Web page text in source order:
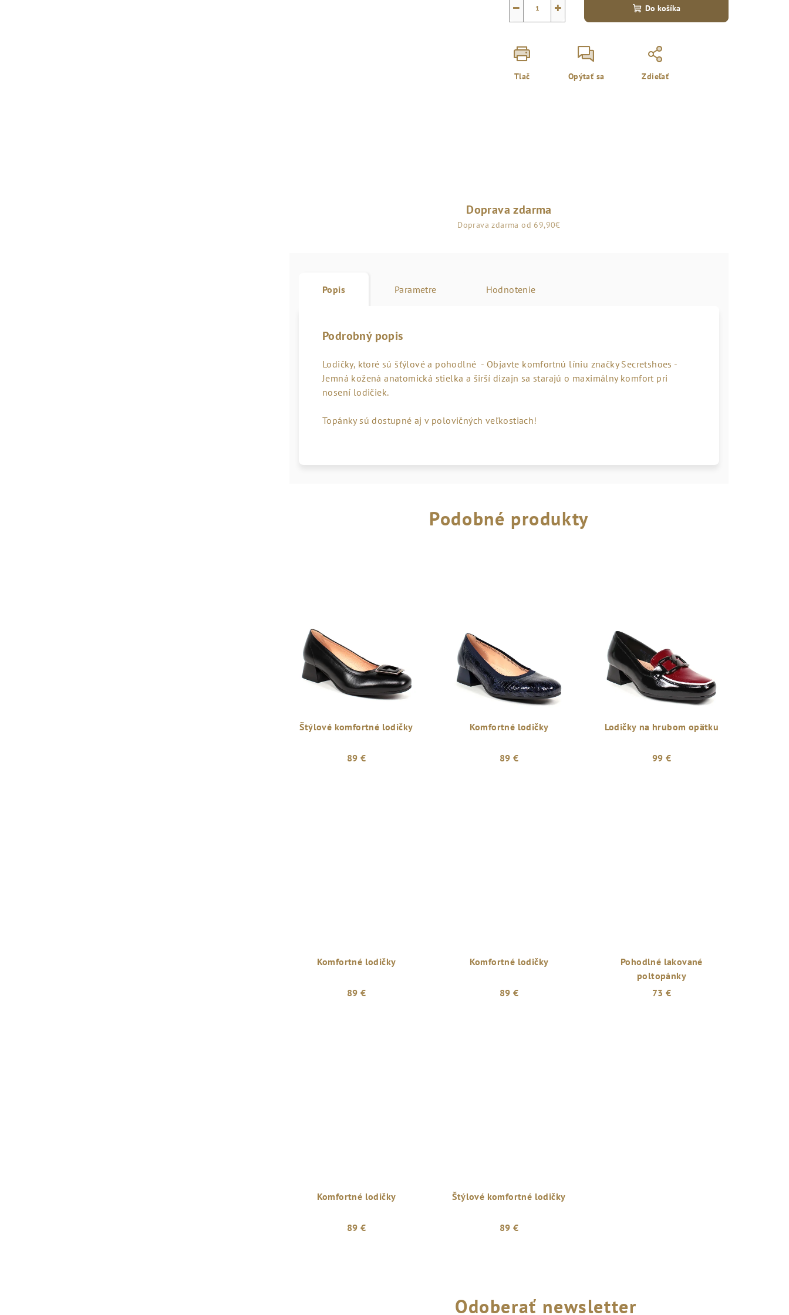
+
− Do košíka
Tlač Opýtať sa Zdieľať
Doprava zdarma
Doprava zdarma od 69,90€
Popis Parametre Hodnotenie
Podrobný popis
Lodičky, ktoré sú šťýlové a pohodlné - Objavte komfortnú líniu značky Secretshoes -
Jemná kožená anatomická stielka a širší dizajn sa starajú o maximálny komfort pri
nosení lodičiek.
Topánky sú dostupné aj v polovičných veľkostiach!
Podobné produkty
Štýlové komfortné lodičky
89 €
Komfortné lodičky
89 €
Lodičky na hrubom opätku
99 €
Komfortné lodičky
89 €
Komfortné lodičky
89 €
Pohodlné lakované
poltopánky
73 €
Komfortné lodičky
89 €
Štýlové komfortné lodičky
89 €
Odoberať newsletter